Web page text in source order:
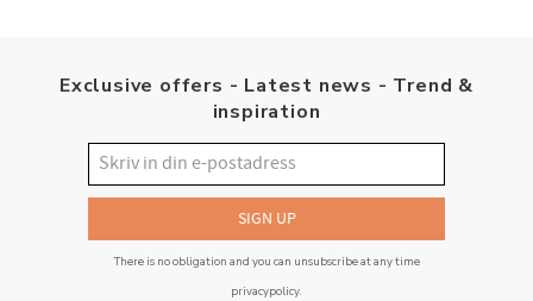
Exclusive offers - Latest news - Trend &
inspiration
SIGN UP
There is no obligation and you can unsubscribe at any time
privacypolicy.